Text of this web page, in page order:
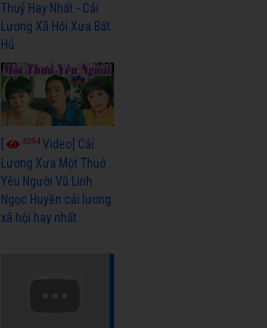
Thuỷ Hay Nhất - Cải
Lương Xã Hội Xưa Bất
Hủ
6394Video] Cải
Lương Xưa Một Thuở
Yêu Người Vũ Linh
Ngọc Huyền cải lương
xã hội hay nhất